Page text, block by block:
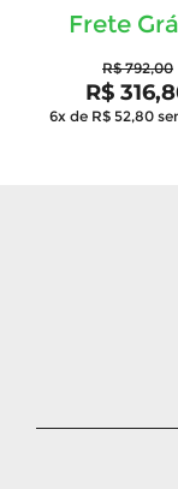
Frete
R$ 792,00
R$
6x de R$ 52,80